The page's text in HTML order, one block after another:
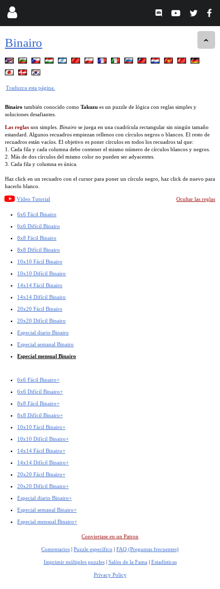
Binairo
Traduzca esta página.
Binairo también conocido como Takuzu es un puzzle de lógica con reglas simples y
soluciones desafiantes.
Las reglas son simples. Binairo se juega en una cuadrícula rectangular sin ningún tamaño
estandard. Algunos recuadros empiezan rellenos con círculos negros o blancos. El resto de
recuadros están vacíos. El objetivo es poner círculos en todos los recuadros tal que:
1. Cada fila y cada columna debe contener el mismo número de círculos blancos y negros.
2. Más de dos círculos del mismo color no pueden ser adyacentes.
3. Cada fila y columna es única.
Haz click en un recuadro con el cursor para poner un círculo negro, haz click de nuevo para
hacerlo blanco.
Vídeo Tutorial Ocultar las reglas
6x6 Fácil Binairo
6x6 Difícil Binairo
8x8 Fácil Binairo
8x8 Difícil Binairo
10x10 Fácil Binairo
10x10 Difícil Binairo
14x14 Fácil Binairo
14x14 Difícil Binairo
20x20 Fácil Binairo
20x20 Difícil Binairo
Especial diario Binairo
Especial semanal Binairo
Especial mensual Binairo
6x6 Fácil Binairo+
6x6 Difícil Binairo+
8x8 Fácil Binairo+
8x8 Difícil Binairo+
10x10 Fácil Binairo+
10x10 Difícil Binairo+
14x14 Fácil Binairo+
14x14 Difícil Binairo+
20x20 Fácil Binairo+
20x20 Difícil Binairo+
Especial diario Binairo+
Especial semanal Binairo+
Especial mensual Binairo+
Conviertase en un Patron
Comentarios | Puzzle específico | FAQ (Preguntas frecuentes)
Imprimir múltiples puzzles| Salón de la Fama | Estadísticas
Privacy Policy